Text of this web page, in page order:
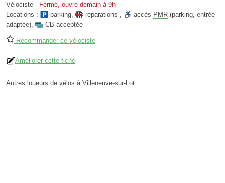
Vélociste - Fermé, ouvre demain à 9h
Locations :
parking, réparations , accès PMR (parking, entrée
adaptée), CB acceptée
Recommander ce vélociste
Améliorer cette fiche
Autres loueurs de vélos à Villeneuve-sur-Lot